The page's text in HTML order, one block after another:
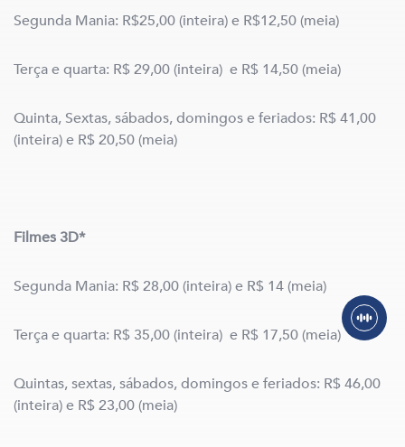
Segunda Mania: R$25,00 (inteira) e R$12,50 (meia)
Terça e quarta: R$ 29,00 (inteira) e R$ 14,50 (meia)
Quinta, Sextas, sábados, domingos e feriados: R$ 41,00
(inteira) e R$ 20,50 (meia)
Filmes 3D*
Segunda Mania: R$ 28,00 (inteira) e R$ 14 (meia)
Terça e quarta: R$ 35,00 (inteira) e R$ 17,50 (meia)
Quintas, sextas, sábados, domingos e feriados: R$ 46,00
(inteira) e R$ 23,00 (meia)